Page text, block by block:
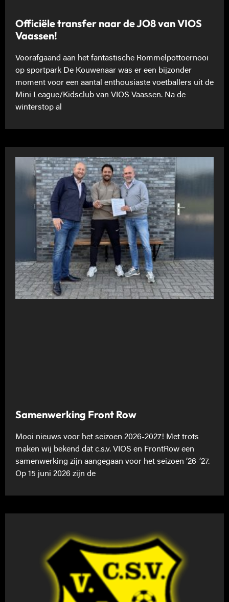
Officiële transfer naar de JO8 van VIOS
Vaassen!
Voorafgaand aan het fantastische Rommelpottoernooi
op sportpark De Kouwenaar was er een bijzonder
moment voor een aantal enthousiaste voetballers uit de
Mini League/Kidsclub van VIOS Vaassen. Na de
winterstop al
Samenwerking Front Row
Mooi nieuws voor het seizoen 2026-2027! Met trots
maken wij bekend dat c.s.v. VIOS en FrontRow een
samenwerking zijn aangegaan voor het seizoen ’26-’27.
Op 15 juni 2026 zijn de